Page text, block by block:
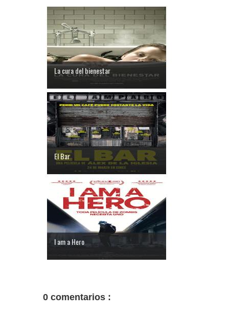
La cura del bienestar
El Bar
I am a Hero
0 comentarios :